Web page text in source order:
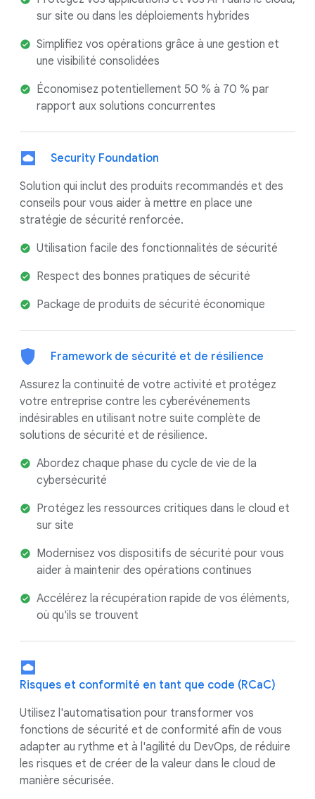
sur site ou dans les déploiements hybrides
Simplifiez vos opérations grâce à une gestion et
une visibilité consolidées
Économisez potentiellement 50 % à 70 % par
rapport aux solutions concurrentes
Security Foundation
Solution qui inclut des produits recommandés et des
conseils pour vous aider à mettre en place une
stratégie de sécurité renforcée.
Utilisation facile des fonctionnalités de sécurité
Respect des bonnes pratiques de sécurité
Package de produits de sécurité économique
Framework de sécurité et de résilience
Assurez la continuité de votre activité et protégez
votre entreprise contre les cyberévénements
indésirables en utilisant notre suite complète de
solutions de sécurité et de résilience.
Abordez chaque phase du cycle de vie de la
cybersécurité
Protégez les ressources critiques dans le cloud et
sur site
Modernisez vos dispositifs de sécurité pour vous
aider à maintenir des opérations continues
Accélérez la récupération rapide de vos éléments,
où qu'ils se trouvent
Risques et conformité en tant que code (RCaC)
Utilisez l'automatisation pour transformer vos
fonctions de sécurité et de conformité afin de vous
adapter au rythme et à l'agilité du DevOps, de réduire
les risques et de créer de la valeur dans le cloud de
manière sécurisée.